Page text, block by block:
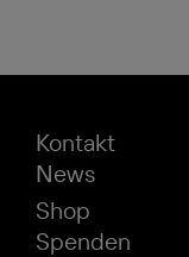
Kontakt
News
Shop
Spenden